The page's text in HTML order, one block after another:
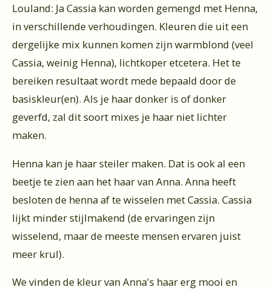
Louland: Ja Cassia kan worden gemengd met Henna,
in verschillende verhoudingen. Kleuren die uit een
dergelijke mix kunnen komen zijn warmblond (veel
Cassia, weinig Henna), lichtkoper etcetera. Het te
bereiken resultaat wordt mede bepaald door de
basiskleur(en). Als je haar donker is of donker
geverfd, zal dit soort mixes je haar niet lichter
maken.
Henna kan je haar steiler maken. Dat is ook al een
beetje te zien aan het haar van Anna. Anna heeft
besloten de henna af te wisselen met Cassia. Cassia
lijkt minder stijlmakend (de ervaringen zijn
wisselend, maar de meeste mensen ervaren juist
meer krul).
We vinden de kleur van Anna's haar erg mooi en